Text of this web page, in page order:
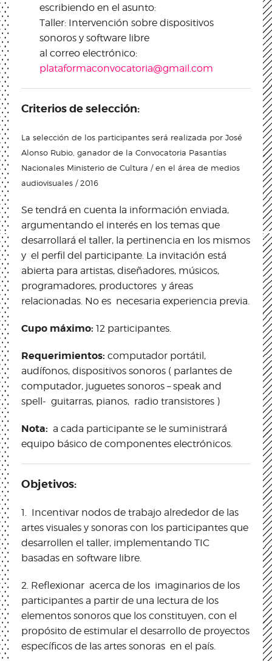
escribiendo en el asunto:
Taller: Intervención sobre dispositivos
sonoros y software libre
al correo electrónico:
plataformaconvocatoria@gmail.com
Criterios de selección:
La selección de los participantes será realizada por José
Alonso Rubio, ganador de la Convocatoria Pasantías
Nacionales Ministerio de Cultura / en el área de medios
audiovisuales / 2016
Se tendrá en cuenta la información enviada,
argumentando el interés en los temas que
desarrollará el taller, la pertinencia en los mismos
y el perfil del participante. La invitación está
abierta para artistas, diseñadores, músicos,
programadores, productores y áreas
relacionadas. No es necesaria experiencia previa.
Cupo máximo: 12 participantes.
Requerimientos: computador portátil,
audífonos, dispositivos sonoros ( parlantes de
computador, juguetes sonoros – speak and
spell- guitarras, pianos, radio transistores )
Nota: a cada participante se le suministrará
equipo básico de componentes electrónicos.
Objetivos:
1. Incentivar nodos de trabajo alrededor de las
artes visuales y sonoras con los participantes que
desarrollen el taller, implementando TIC
basadas en software libre.
2. Reflexionar acerca de los imaginarios de los
participantes a partir de una lectura de los
elementos sonoros que los constituyen, con el
propósito de estimular el desarrollo de proyectos
específicos de las artes sonoras en el país.